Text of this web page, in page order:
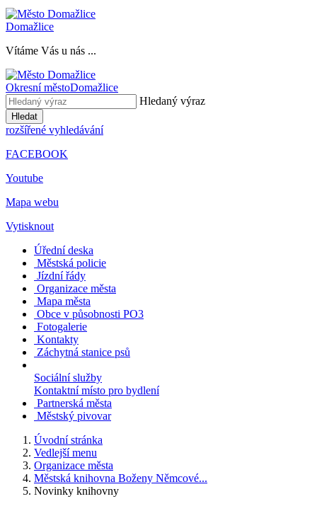
Domažlice
Vítáme Vás u nás ...
Okresní městoDomažlice
Hledaný výraz
Hledat
rozšířené vyhledávání
FACEBOOK
Youtube
Mapa webu
Vytisknout
Úřední deska
Městská policie
Jízdní řády
Organizace města
Mapa města
Obce v působnosti PO3
Fotogalerie
Kontakty
Záchytná stanice psů
Sociální služby
Kontaktní místo pro bydlení
Partnerská města
Městský pivovar
Úvodní stránka
Vedlejší menu
Organizace města
Městská knihovna Boženy Němcové...
Novinky knihovny